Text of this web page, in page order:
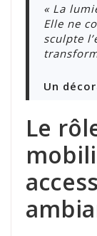
« La
Elle ne
sculpte
Un
Le